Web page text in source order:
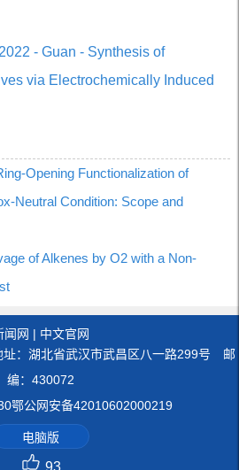
- Guan - Synthesis of
via Electrochemically Induced
Opening Functionalization of
Neutral Condition: Scope and
of Alkenes by O2 with a Non-
闻网 | 中文官网
：湖北省武汉市武昌区八一路299号 邮
编：430072
鄂公网安备42010602000219
电脑版